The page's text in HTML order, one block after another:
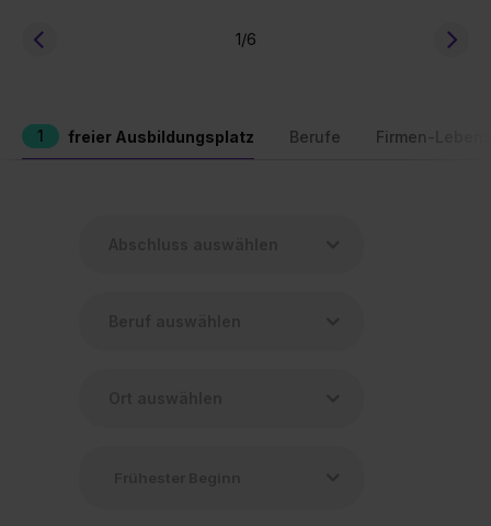
1/6
1 freier Ausbildungsplatz Berufe Firmen-